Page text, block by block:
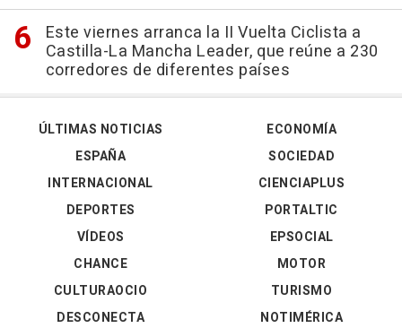
Este viernes arranca la II Vuelta Ciclista a
Castilla-La Mancha Leader, que reúne a 230
corredores de diferentes países
ÚLTIMAS NOTICIAS
ESPAÑA
INTERNACIONAL
DEPORTES
VÍDEOS
ECONOMÍA
SOCIEDAD
CIENCIAPLUS
PORTALTIC
EPSOCIAL
CHANCE
CULTURAOCIO
DESCONECTA
MOTOR
TURISMO
NOTIMÉRICA